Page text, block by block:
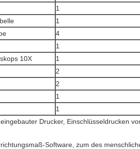
1
1
4
1
10X
1
2
2
1
1
Drucker, Einschlüsseldrucken
Software, zum des